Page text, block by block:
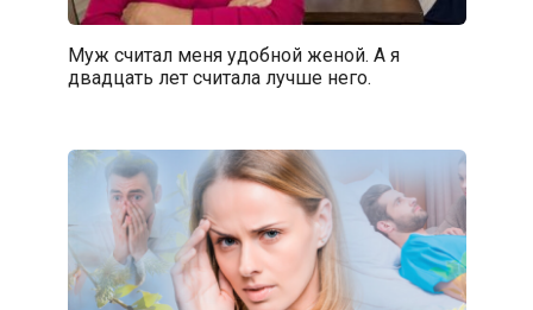
Муж считал меня удобной женой. А я
двадцать лет считала лучше него.